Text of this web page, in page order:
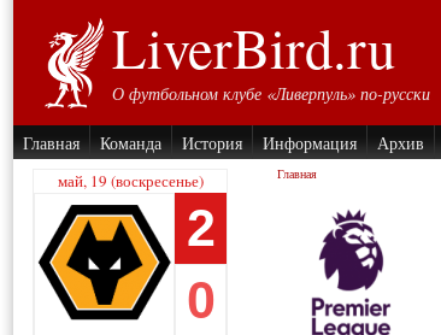
LiverBird.ru
О футбольном клубе «Ливерпуль» по-русски
Главная Команда История Информация Архив
май, 19 (воскресенье)
2
0
Главная